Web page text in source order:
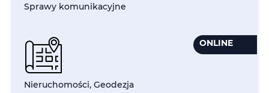
Sprawy komunikacyjne
ONLINE
Nieruchomości, Geodezja